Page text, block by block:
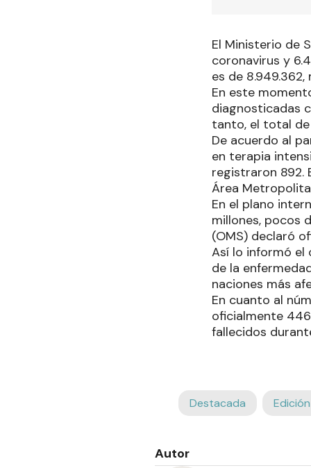
El Ministerio de
coronavirus y
es de
En este
diagnosticadas
tanto, el total de
De acuerdo al
en terapia
registraron 892.
Área
En el plano
millones, pocos
(OMS) declaró
Así lo informó el
de la
naciones más
En cuanto al
oficialmente
fallecidos
Destacada
Autor